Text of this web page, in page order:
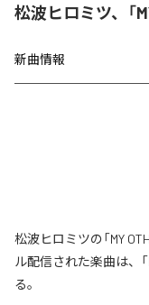
松波ヒロミツ、「
新曲情報
松波ヒロミツの「MY
ル配信された楽曲は、
る。